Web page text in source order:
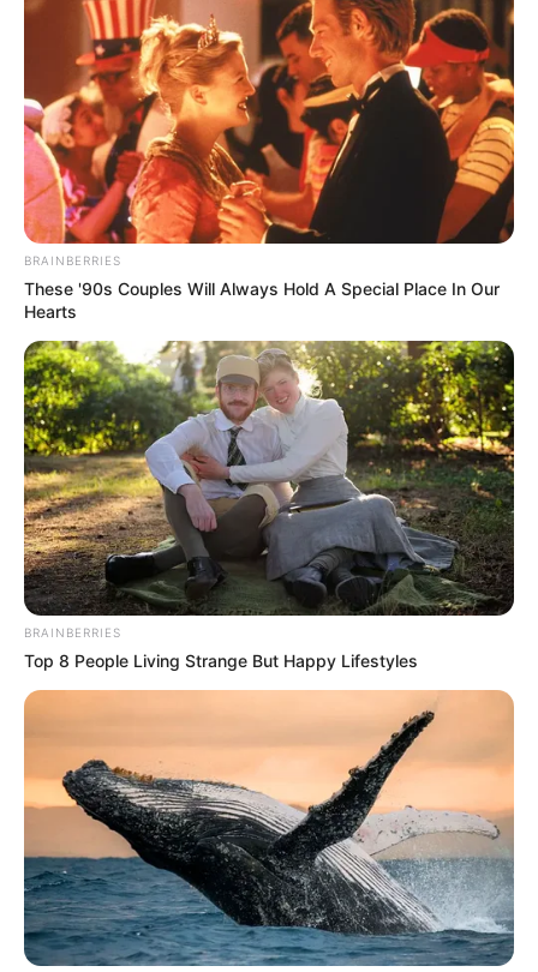
(foto: whowhatwear)
4. Warna netral lainnya yang juga sesuai jika
dikombinasikan adalah cokelat susu. Lihat deh,
terlihat lebih elegan bukan?
BRAINBERRIES
These '90s Couples Will Always Hold A Special Place In Our
Hearts
BRAINBERRIES
Top 8 People Living Strange But Happy Lifestyles